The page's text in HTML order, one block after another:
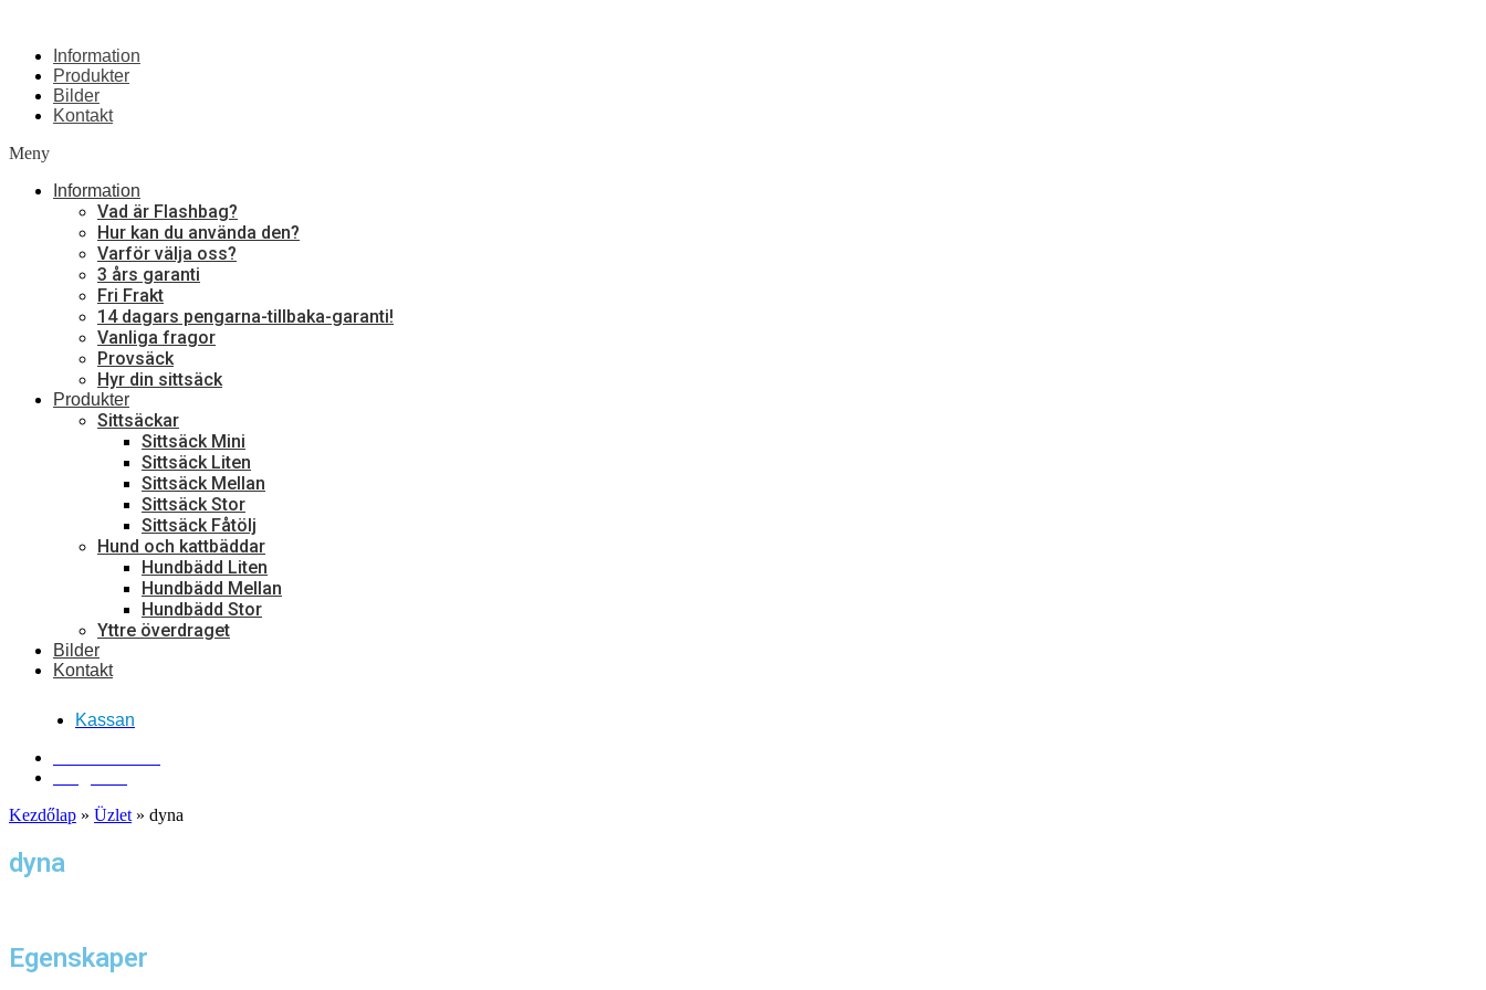
Information
Produkter
Bilder
Kontakt
Meny
Information
Vad är Flashbag?
Hur kan du använda den?
Varför välja oss?
3 års garanti
Fri Frakt
14 dagars pengarna-tillbaka-garanti!
Vanliga fragor
Provsäck
Hyr din sittsäck
Produkter
Sittsäckar
Sittsäck Mini
Sittsäck Liten
Sittsäck Mellan
Sittsäck Stor
Sittsäck Fåtölj
Hund och kattbäddar
Hundbädd Liten
Hundbädd Mellan
Hundbädd Stor
Yttre överdraget
Bilder
Kontakt
Kassan
Kezdőlap » Üzlet » dyna
dyna
Egenskaper